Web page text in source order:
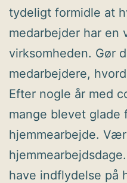
tydeligt formidle at
medarbejder har en
virksomheden. Gør
medarbejdere,
Efter nogle år med
mange blevet glade
hjemmearbejde.
have indflydelse på